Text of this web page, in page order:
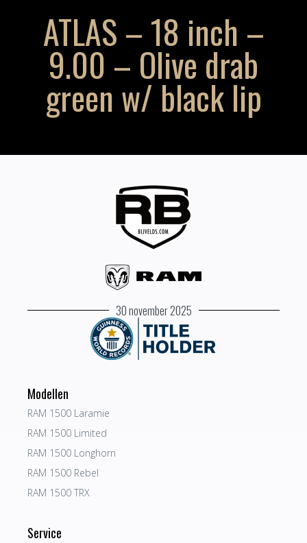
ATLAS – 18 inch –
9.00 – Olive drab
green w/ black lip
30 november 2025
Modellen
RAM 1500 Laramie
RAM 1500 Limited
RAM 1500 Longhorn
RAM 1500 Rebel
RAM 1500 TRX
Service